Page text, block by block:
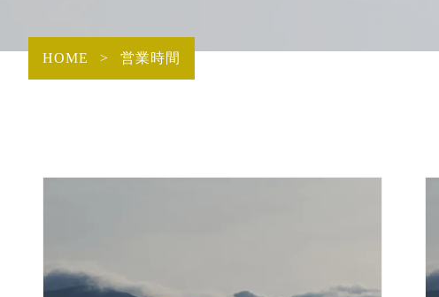
HOME > 営業時間